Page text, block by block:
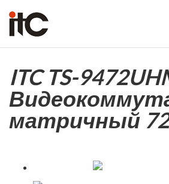
ITC TS-
матричный